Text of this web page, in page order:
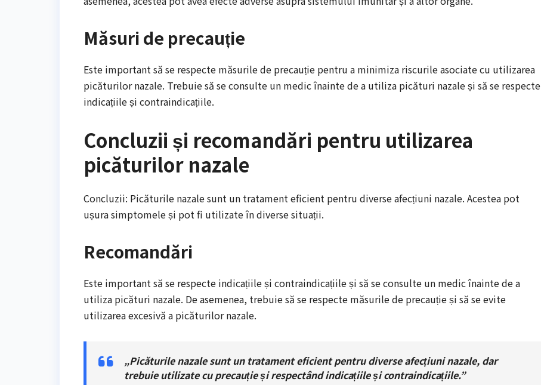
Măsuri de precauție
Este important să se respecte măsurile de precauție pentru a minimiza riscurile asociate cu utilizarea
picăturilor nazale. Trebuie să se consulte un medic înainte de a utiliza picături nazale și să se respecte
indicațiile și contraindicațiile.
Concluzii și recomandări pentru utilizarea
picăturilor nazale
Concluzii: Picăturile nazale sunt un tratament eficient pentru diverse afecțiuni nazale. Acestea pot
ușura simptomele și pot fi utilizate în diverse situații.
Recomandări
Este important să se respecte indicațiile și contraindicațiile și să se consulte un medic înainte de a
utiliza picături nazale. De asemenea, trebuie să se respecte măsurile de precauție și să se evite
utilizarea excesivă a picăturilor nazale.
„Picăturile nazale sunt un tratament eficient pentru diverse afecțiuni nazale, dar
trebuie utilizate cu precauție și respectând indicațiile și contraindicațiile.”